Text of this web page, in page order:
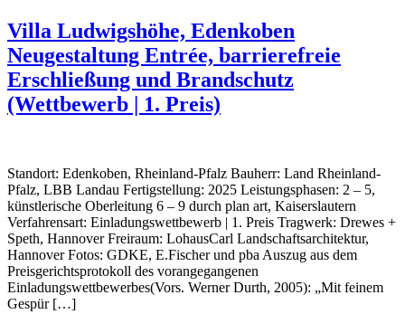
Villa Ludwigshöhe, Edenkoben
Neugestaltung Entrée, barrierefreie
Erschließung und Brandschutz
(Wettbewerb | 1. Preis)
Standort: Edenkoben, Rheinland-Pfalz Bauherr: Land Rheinland-
Pfalz, LBB Landau Fertigstellung: 2025 Leistungsphasen: 2 – 5,
künstlerische Oberleitung 6 – 9 durch plan art, Kaiserslautern
Verfahrensart: Einladungswettbewerb | 1. Preis Tragwerk: Drewes +
Speth, Hannover Freiraum: LohausCarl Landschaftsarchitektur,
Hannover Fotos: GDKE, E.Fischer und pba Auszug aus dem
Preisgerichtsprotokoll des vorangegangenen
Einladungswettbewerbes(Vors. Werner Durth, 2005): „Mit feinem
Gespür […]